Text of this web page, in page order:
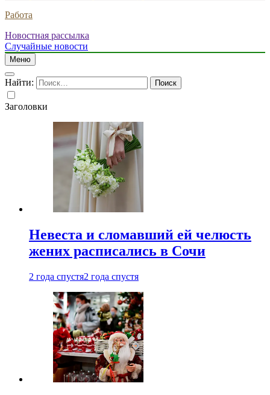
Работа
Новостная рассылка
Случайные новости
Меню
Найти:
Заголовки
Невеста и сломавший ей челюсть
жених расписались в Сочи
2 года спустя2 года спустя